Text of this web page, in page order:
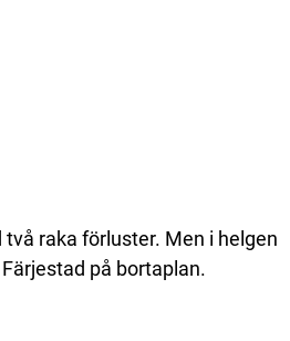
raka förluster. Men i helgen
på bortaplan.